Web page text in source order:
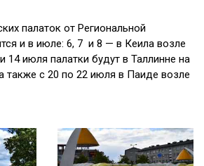
палаток от Региональной
и в июле: 6, 7 и 8 — в Кеила возле
14 июля палатки будут в Таллинне на
с 20 по 22 июля в Паиде возле